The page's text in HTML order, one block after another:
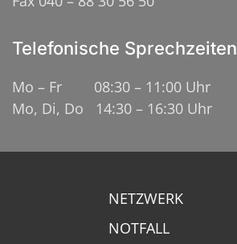
Telefonische Sprechzeiten
Mo – Fr 08:30 – 11:00 Uhr
Mo, Di, Do 14:30 – 16:30 Uhr
NETZWERK
NOTFALL